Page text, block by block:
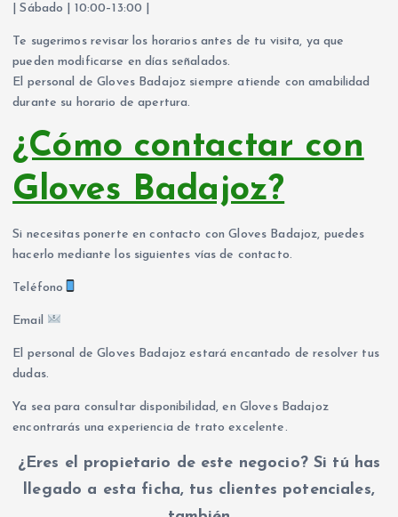
| Sábado | 10:00–13:00 |
Te sugerimos revisar los horarios antes de tu visita, ya que
pueden modificarse en días señalados.
El personal de Gloves Badajoz siempre atiende con amabilidad
durante su horario de apertura.
¿Cómo contactar con
Gloves Badajoz?
Si necesitas ponerte en contacto con Gloves Badajoz, puedes
hacerlo mediante los siguientes vías de contacto.
Teléfono
Email
El personal de Gloves Badajoz estará encantado de resolver tus
dudas.
Ya sea para consultar disponibilidad, en Gloves Badajoz
encontrarás una experiencia de trato excelente.
¿Eres el propietario de este negocio? Si tú has
llegado a esta ficha, tus clientes potenciales,